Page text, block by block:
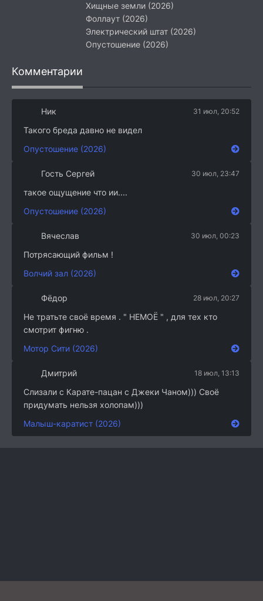
Хищные земли (2026)
Фоллаут (2026)
Электрический штат (2026)
Опустошение (2026)
Комментарии
Ник 31 июл, 20:52
Такого бреда давно не видел
Опустошение (2026)
Гость Сергей 30 июл, 23:47
такое ощущение что ии....
Опустошение (2026)
Вячеслав 30 июл, 00:23
Потрясающий фильм !
Волчий зал (2026)
Фёдор 28 июл, 20:27
Не тратьте своё время . " НЕМОЁ " , для тех кто
смотрит фигню .
Мотор Сити (2026)
Дмитрий 18 июл, 13:13
Слизали с Карате-пацан с Джеки Чаном))) Своё
придумать нельзя холопам)))
Малыш-каратист (2026)